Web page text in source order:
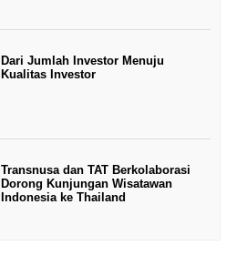
Dari Jumlah Investor Menuju
Kualitas Investor
Transnusa dan TAT Berkolaborasi
Dorong Kunjungan Wisatawan
Indonesia ke Thailand